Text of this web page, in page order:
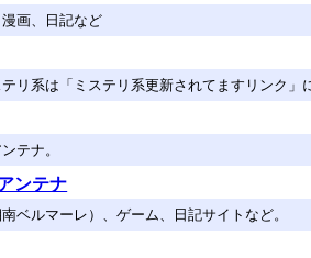
画、日記など
リ系は「ミステリ系更新されてますリンク
テナ。
ンテナ
ベルマーレ）、ゲーム、日記サイトなど。